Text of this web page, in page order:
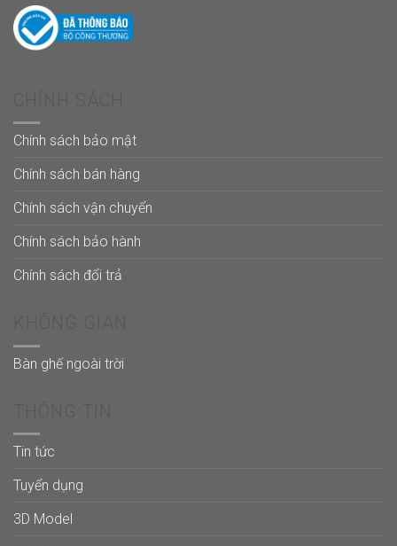
Chính sách bảo mật
Chính sách bán hàng
Chính sách vận chuyển
Chính sách bảo hành
Chính sách đổi trả
Bàn ghế ngoài trời
Tin tức
Tuyển dụng
3D Model